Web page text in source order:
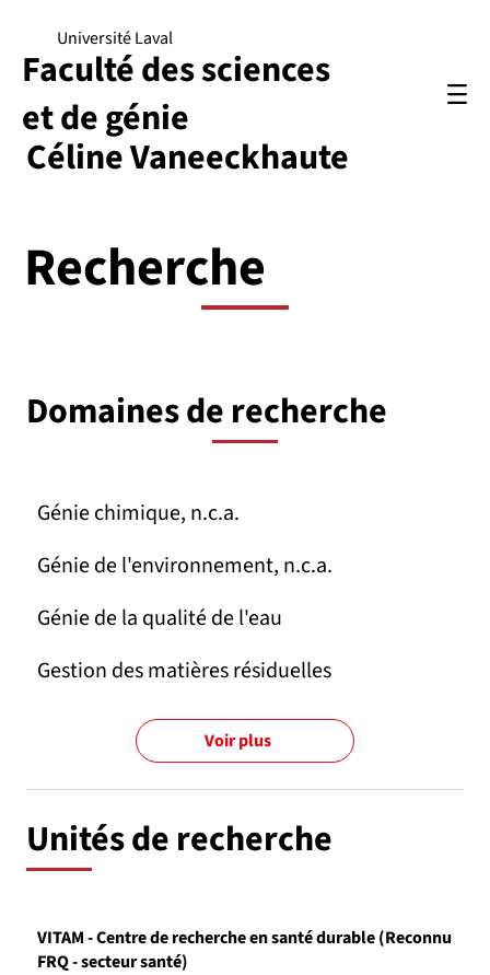
Céline Vaneeckhaute
Université Laval
Faculté des sciences
et de génie
Recherche
Domaines de recherche
Génie chimique, n.c.a.
Génie de l'environnement, n.c.a.
Génie de la qualité de l'eau
Gestion des matières résiduelles
Voir plus
Unités de recherche
VITAM - Centre de recherche en santé durable (Reconnu
FRQ - secteur santé)